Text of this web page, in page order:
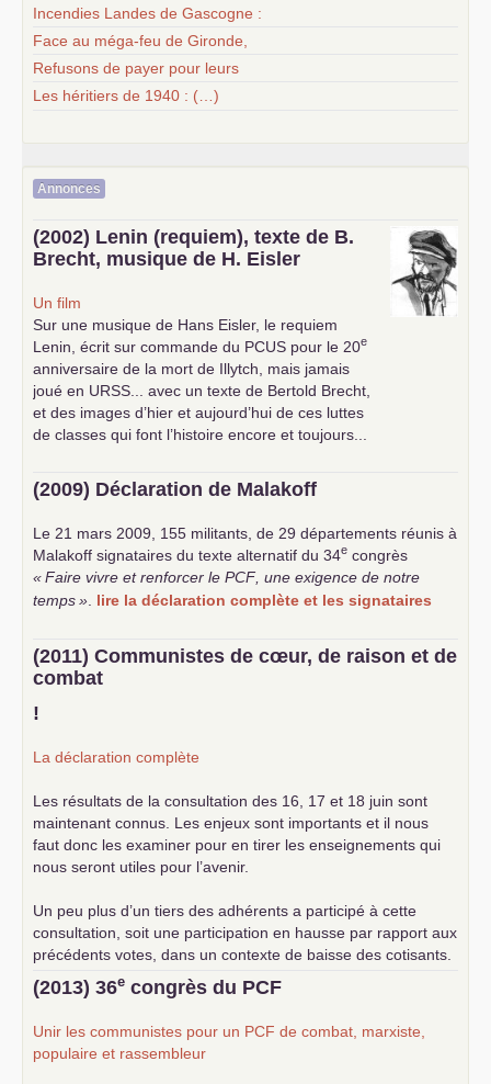
Incendies Landes de Gascogne :
Face au méga-feu de Gironde,
Refusons de payer pour leurs
Les héritiers de 1940 : (…)
Annonces
(2002) Lenin (requiem), texte de B.
Brecht, musique de H. Eisler
Un film
Sur une musique de Hans Eisler, le requiem
Lenin, écrit sur commande du PCUS pour le 20e
anniversaire de la mort de Illytch, mais jamais
joué en URSS ... avec un texte de Bertold Brecht,
et des images d’hier et aujourd’hui de ces luttes
de classes qui font l’histoire encore et toujours...
(2009) Déclaration de Malakoff
Le 21 mars 2009, 155 militants, de 29 départements réunis à
Malakoff signataires du texte alternatif du 34e congrès
«Faire vivre et renforcer le PCF , une exigence de notre
temps» lire la déclaration complète et les signataires
(2011) Communistes de cœur, de raison et de
combat
!
La déclaration complète
Les résultats de la consultation des 16, 17 et 18 juin sont
maintenant connus. Les enjeux sont importants et il nous
faut donc les examiner pour en tirer les enseignements qui
nous seront utiles pour l’avenir.
Un peu plus d’un tiers des adhérents a participé à cette
consultation, soit une participation en hausse par rapport aux
précédents votes, dans un contexte de baisse des cotisants.
... lire la suite
(2013) 36e congrès du PCF
Unir les communistes pour un PCF de combat, marxiste,
populaire et rassembleur